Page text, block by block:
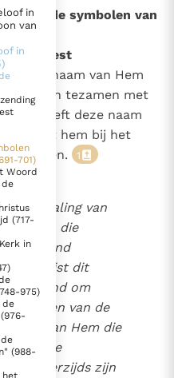
Meedoen
Nieuwsbrief
Gebruiksvoorwaarden
vervuld
koninkrijk te
door liefde, niet door
en de
Latijnse uitgave
verliest autonomie
toe
in
van
in
701)
Woord
de
(717-
in
975)
de
(988-
en de symbolen van
Geest
eigennaam van Hem
tezamen met
Kerk heeft deze naam
belijdt hem bij het
kinderen. 1
vertaling van
ruach
, die
of wind
juist dit
de wind om
te geven van de
van Hem die
is, de
. Anderzijds zijn